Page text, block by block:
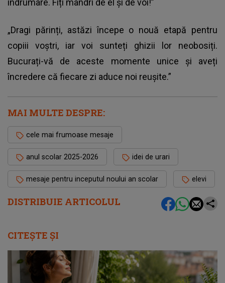
DISTRIBUIE ARTICOLUL
îndrumare. Fiți mândri de el și de voi!”
„Dragi părinți, astăzi începe o nouă etapă pentru
copiii voștri, iar voi sunteți ghizii lor neobosiți.
Bucurați-vă de aceste momente unice și aveți
încredere că fiecare zi aduce noi reușite.”
MAI MULTE DESPRE:
cele mai frumoase mesaje
anul scolar 2025-2026 idei de urari
mesaje pentru inceputul noului an scolar elevi
CITEȘTE ȘI